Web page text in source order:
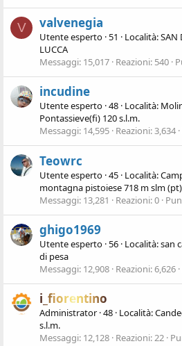
V valvenegia
Utente esperto ·51 · Località:SAN
LUCCA
Messaggi 15,017 Reazioni 540
incudine
Utente esperto ·48 · Località:
Pontassieve(fi) 120 s.l.m.
Messaggi 14,595 Reazioni 3,634
Teowrc
Utente esperto ·45 · Località:
montagna pistoiese 718 m slm (pt)
Messaggi 13,281 Reazioni 0
ghigo1969
Utente esperto ·56 · Località:san
di pesa
Messaggi 12,908 Reazioni 6,626
i_fiorentino
Administrator ·48 · Località:
s.l.m.
Messaggi 12,128 Reazioni 22